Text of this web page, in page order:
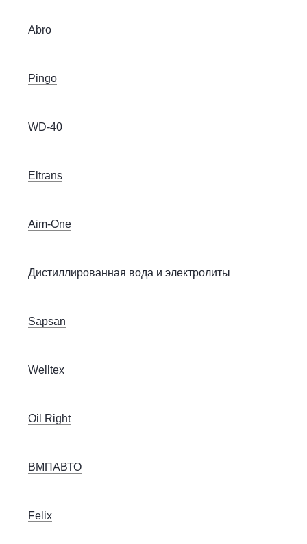
Abro
Pingo
WD-40
Eltrans
Aim-One
Дистиллированная вода и электролиты
Sapsan
Welltex
Oil Right
ВМПАВТО
Felix